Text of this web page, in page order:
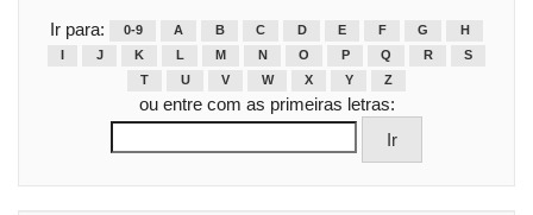
Ir para: 0-9 A B C D E F G
H
J K L M N O P Q R
S
T
U V W X Y Z
ou entre com as primeiras letras: